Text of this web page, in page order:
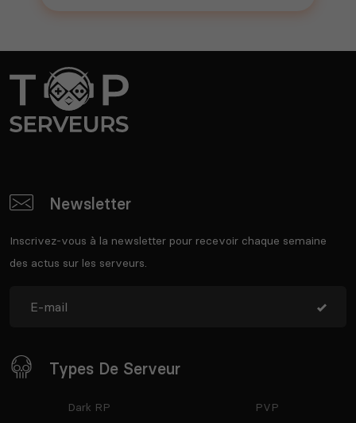
Newsletter
Inscrivez-vous à la newsletter pour recevoir chaque semaine
des actus sur les serveurs.
Types De Serveur
Dark RP
PVP